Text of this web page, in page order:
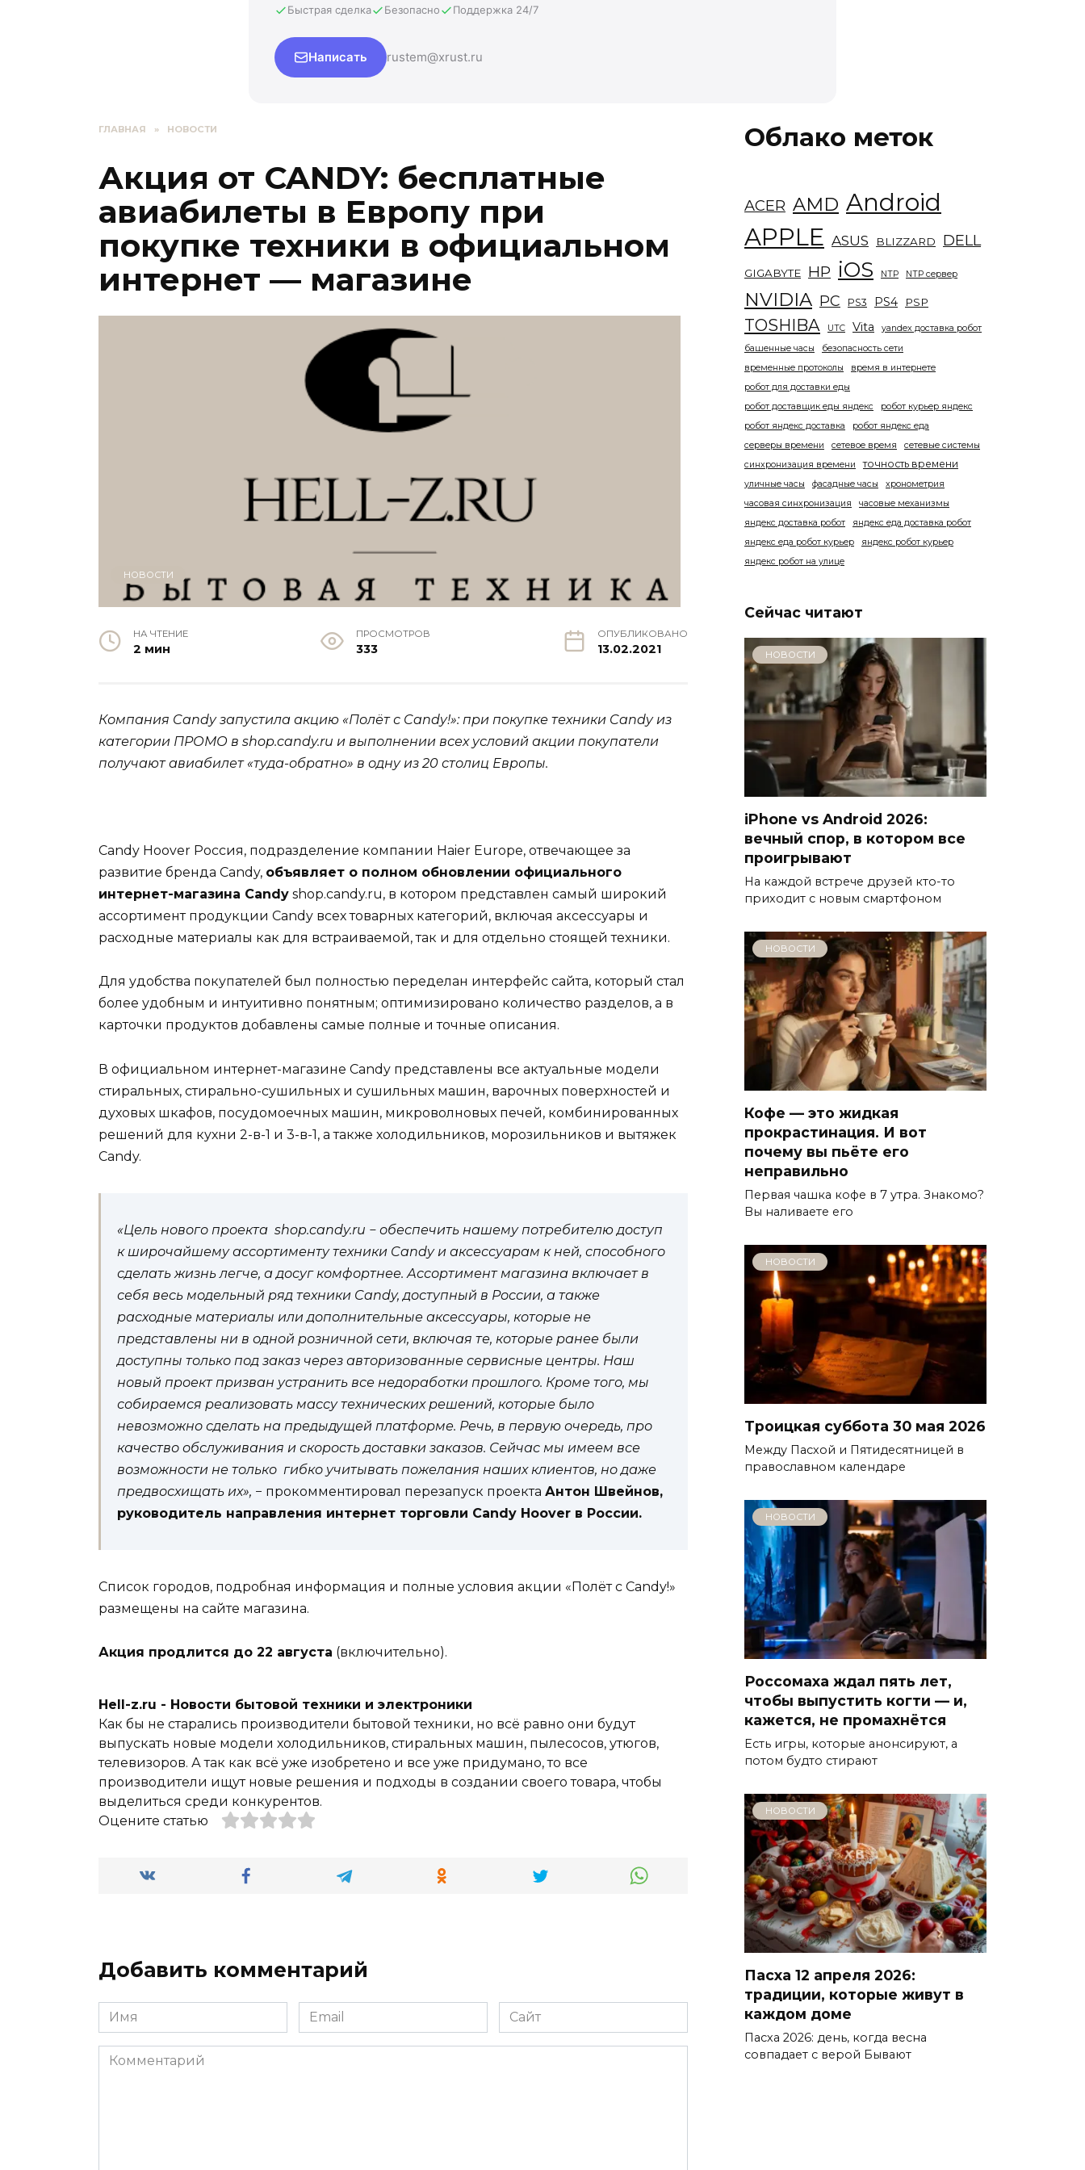
Быстрая сделка Безопасно Поддержка 24/7
Написать rustem@xrust.ru
ГЛАВНАЯ » НОВОСТИ
Акция от CANDY: бесплатные
авиабилеты в Европу при
покупке техники в официальном
интернет — магазине
НОВОСТИ
НА ЧТЕНИЕ
2 мин
ПРОСМОТРОВ
333
ОПУБЛИКОВАНО
13.02.2021
Компания Candy запустила акцию «Полёт с Candy!»: при покупке техники Candy из
категории ПРОМО в shop.candy.ru и выполнении всех условий акции покупатели
получают авиабилет «туда-обратно» в одну из 20 столиц Европы.
Candy Hoover Россия, подразделение компании Haier Europe, отвечающее за
развитие бренда Candy, объявляет о полном обновлении официального
интернет-магазина Candy shop.candy.ru, в котором представлен самый широкий
ассортимент продукции Candy всех товарных категорий, включая аксессуары и
расходные материалы как для встраиваемой, так и для отдельно стоящей техники.
Для удобства покупателей был полностью переделан интерфейс сайта, который стал
более удобным и интуитивно понятным; оптимизировано количество разделов, а в
карточки продуктов добавлены самые полные и точные описания.
В официальном интернет-магазине Candy представлены все актуальные модели
стиральных, стирально-сушильных и сушильных машин, варочных поверхностей и
духовых шкафов, посудомоечных машин, микроволновых печей, комбинированных
решений для кухни 2-в-1 и 3-в-1, а также холодильников, морозильников и вытяжек
Candy.
«Цель нового проекта shop.candy.ru − обеспечить нашему потребителю доступ
к широчайшему ассортименту техники Candyи аксессуарам к ней, способного
сделать жизнь легче, а досуг комфортнее. Ассортимент магазина включает в
себя весь модельный ряд техники Candy, доступный в России, а также
расходные материалы или дополнительные аксессуары, которые не
представлены ни в одной розничной сети, включая те, которые ранее были
доступны только под заказ через авторизованные сервисные центры. Наш
новый проект призван устранить все недоработки прошлого. Кроме того, мы
собираемся реализовать массу технических решений, которые было
невозможно сделать на предыдущей платформе. Речь, в первую очередь, про
качество обслуживания и скорость доставки заказов. Сейчас мы имеем все
возможности не только гибко учитывать пожелания наших клиентов, но даже
предвосхищать их», − прокомментировал перезапуск проекта Антон Швейнов,
руководитель направления интернет торговли Candy Hoover в России.
Список городов, подробная информация и полные условия акции «Полёт с Candy!»
размещены на сайте магазина.
Акция продлится до 22 августа (включительно).
Hell-z.ru - Новости бытовой техники и электроники
Как бы не старались производители бытовой техники, но всё равно они будут
выпускать новые модели холодильников, стиральных машин, пылесосов, утюгов,
телевизоров. А так как всё уже изобретено и все уже придумано, то все
производители ищут новые решения и подходы в создании своего товара, чтобы
выделиться среди конкурентов.
Оцените статью
Добавить комментарий
Имя
*
Email
*
Сайт
Комментарий
Облако меток
ACER AMD Android
APPLE ASUS BLIZZARD DELL
GIGABYTE HP iOS NTP NTP сервер
NVIDIA PC PS3 PS4 PSP
TOSHIBA UTC Vita
yandex доставка робот
башенные часы
безопасность сети
временные протоколы
время в интернете
робот для доставки еды
робот доставщик еды яндекс
робот курьер яндекс
робот яндекс доставка
робот яндекс еда
серверы времени
сетевое время
сетевые системы
синхронизация времени
точность времени
уличные часы фасадные часы
хронометрия
часовая синхронизация
часовые механизмы
яндекс доставка робот
яндекс еда доставка робот
яндекс еда робот курьер
яндекс робот курьер
яндекс робот на улице
Сейчас читают
НОВОСТИ
iPhone vs Android 2026:
вечный спор, в котором все
проигрывают
На каждой встрече друзей кто-то
приходит с новым смартфоном
НОВОСТИ
Кофе — это жидкая
прокрастинация. И вот
почему вы пьёте его
неправильно
Первая чашка кофе в 7 утра. Знакомо?
Вы наливаете его
НОВОСТИ
Троицкая суббота 30 мая 2026
Между Пасхой и Пятидесятницей в
православном календаре
НОВОСТИ
Россомаха ждал пять лет,
чтобы выпустить когти — и,
кажется, не промахнётся
Есть игры, которые анонсируют, а
потом будто стирают
НОВОСТИ
Пасха 12 апреля 2026:
традиции, которые живут в
каждом доме
Пасха 2026: день, когда весна
совпадает с верой Бывают